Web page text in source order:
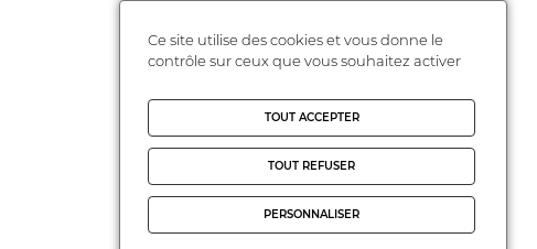
Ce site utilise des cookies et vous donne le
contrôle sur ceux que vous souhaitez activer
TOUT ACCEPTER
TOUT REFUSER
PERSONNALISER